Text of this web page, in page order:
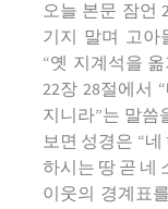
오늘 본문 잠언
기지 말며 고아
“옛 지계석을
22장 28절에서
지니라”는 말씀
보면 성경은 “
하시는 땅 곧 네
이웃의 경계표